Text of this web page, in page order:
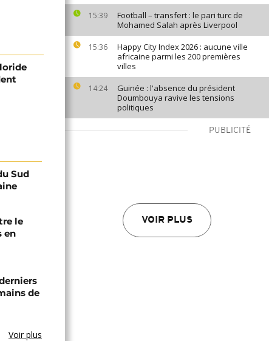
15:39
Football – transfert : le pari turc de
Mohamed Salah après Liverpool
15:36
Happy City Index 2026 : aucune ville
africaine parmi les 200 premières
villes
14:24
Guinée : l'absence du président
Doumbouya ravive les tensions
politiques
PUBLICITÉ
VOIR PLUS
Sud
le
en
de
Voir plus